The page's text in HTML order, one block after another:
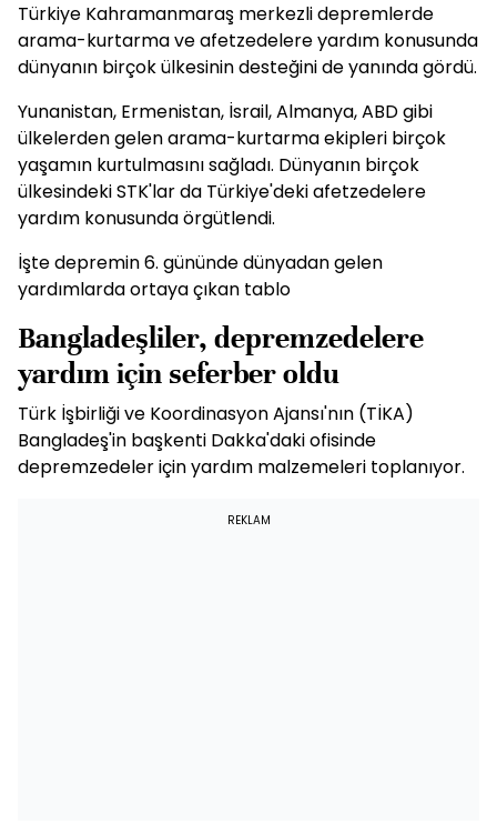
Türkiye Kahramanmaraş merkezli depremlerde
arama-kurtarma ve afetzedelere yardım konusunda
dünyanın birçok ülkesinin desteğini de yanında gördü.
Yunanistan, Ermenistan, İsrail, Almanya, ABD gibi
ülkelerden gelen arama-kurtarma ekipleri birçok
yaşamın kurtulmasını sağladı. Dünyanın birçok
ülkesindeki STK'lar da Türkiye'deki afetzedelere
yardım konusunda örgütlendi.
İşte depremin 6. gününde dünyadan gelen
yardımlarda ortaya çıkan tablo
Bangladeşliler, depremzedelere
yardım için seferber oldu
Türk İşbirliği ve Koordinasyon Ajansı'nın (TİKA)
Bangladeş'in başkenti Dakka'daki ofisinde
depremzedeler için yardım malzemeleri toplanıyor.
REKLAM